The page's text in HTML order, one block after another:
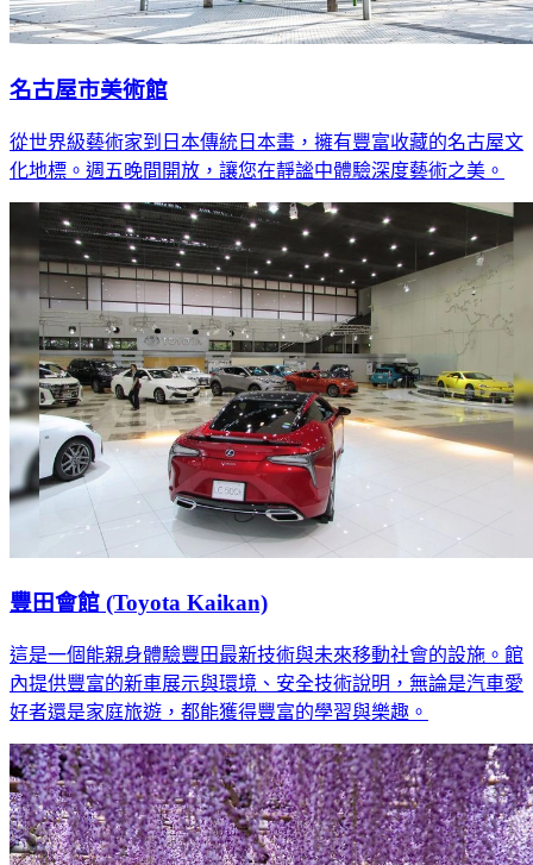
名古屋市美術館
從世界級藝術家到日本傳統日本畫，擁有豐富收藏的名古屋文
化地標。週五晚間開放，讓您在靜謐中體驗深度藝術之美。
豐田會館 (Toyota Kaikan)
這是一個能親身體驗豐田最新技術與未來移動社會的設施。館
內提供豐富的新車展示與環境、安全技術說明，無論是汽車愛
好者還是家庭旅遊，都能獲得豐富的學習與樂趣。